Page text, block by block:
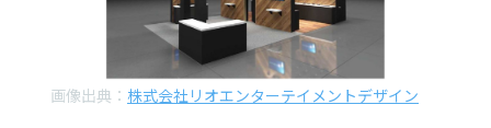
画像出典： 株式会社リオエンターテイメントデザイン